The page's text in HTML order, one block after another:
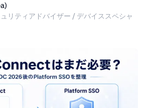
リティアドバイザー / デバイススペシャ